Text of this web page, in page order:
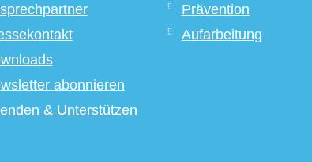
abonnieren
& Unterstützen
Prävention
Aufarbeitung